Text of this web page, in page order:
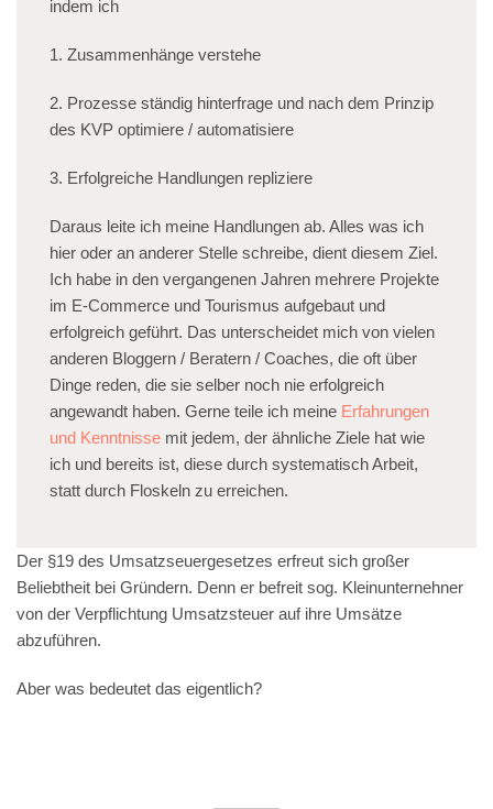
indem ich
1. Zusammenhänge verstehe
2. Prozesse ständig hinterfrage und nach dem Prinzip
des KVP optimiere / automatisiere
3. Erfolgreiche Handlungen repliziere
Daraus leite ich meine Handlungen ab. Alles was ich
hier oder an anderer Stelle schreibe, dient diesem Ziel.
Ich habe in den vergangenen Jahren mehrere Projekte
im E-Commerce und Tourismus aufgebaut und
erfolgreich geführt. Das unterscheidet mich von vielen
anderen Bloggern / Beratern / Coaches, die oft über
Dinge reden, die sie selber noch nie erfolgreich
angewandt haben. Gerne teile ich meine Erfahrungen
und Kenntnisse mit jedem, der ähnliche Ziele hat wie
ich und bereits ist, diese durch systematisch Arbeit,
statt durch Floskeln zu erreichen.
Der §19 des Umsatzseuergesetzes erfreut sich großer
Beliebtheit bei Gründern. Denn er befreit sog. Kleinunternehner
von der Verpflichtung Umsatzsteuer auf ihre Umsätze
abzuführen.
Aber was bedeutet das eigentlich?